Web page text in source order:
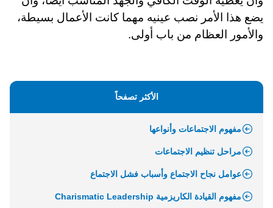
يضع هذا الأمر نصب عينيه مهما كانت الأعمال بسيطة،
والأمور العظام من باب أولى.
الأكثر تصفحاً
مفهوم الاجتماعات وأنواعها
مراحل تنظيم الاجتماعات
عوامل نجاح الاجتماع وأسباب فشل الاجتماع
مفهوم القيادة الكاريزمية Charismatic Leadership